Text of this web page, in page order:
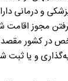
و درمانی
مجوز اقامت
در کشور مقصد
و یا ثبت